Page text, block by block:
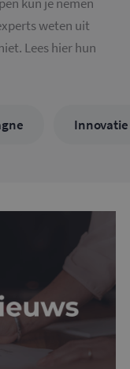
weten uit
Lees hier hun
Innovatie